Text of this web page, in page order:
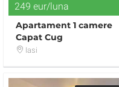
249 eur/luna
Apartament 1 camere
Capat Cug
Iasi